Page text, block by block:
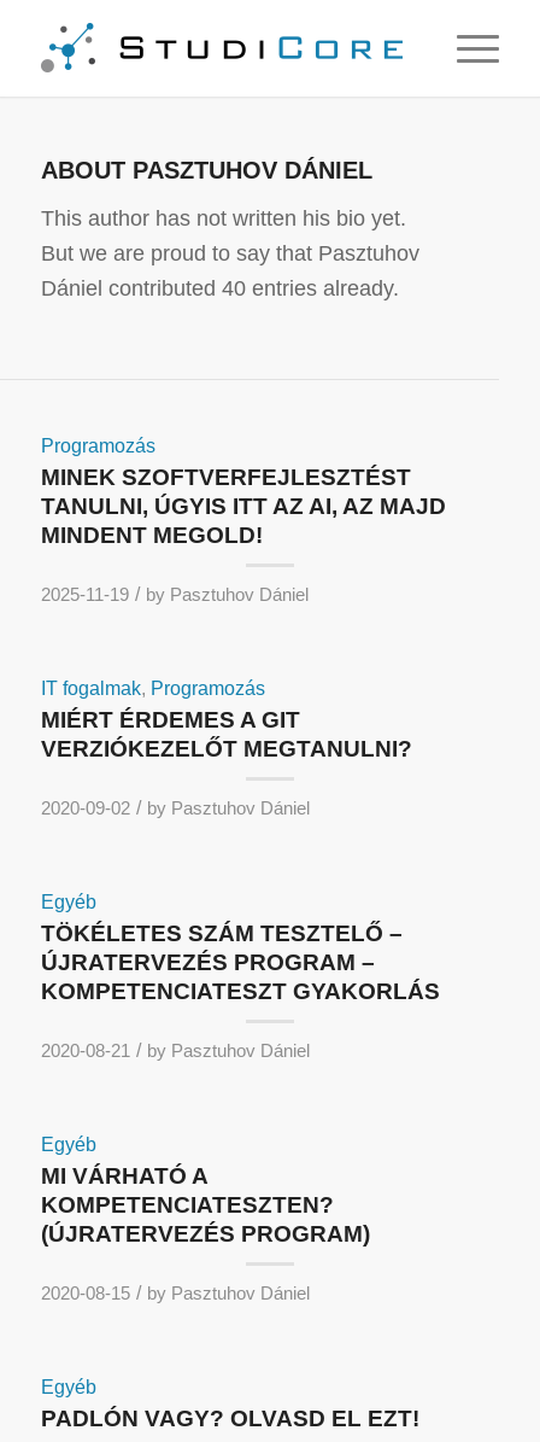
ABOUT PASZTUHOV DÁNIEL
This author has not written his bio yet.
But we are proud to say that Pasztuhov
Dániel contributed 40 entries already.
Programozás
MINEK SZOFTVERFEJLESZTÉST
TANULNI, ÚGYIS ITT AZ AI, AZ MAJD
MINDENT MEGOLD!
2025-11-19 / by Pasztuhov Dániel
IT fogalmak, Programozás
MIÉRT ÉRDEMES A GIT
VERZIÓKEZELŐT MEGTANULNI?
2020-09-02 / by Pasztuhov Dániel
Egyéb
TÖKÉLETES SZÁM TESZTELŐ –
ÚJRATERVEZÉS PROGRAM –
KOMPETENCIATESZT GYAKORLÁS
2020-08-21 / by Pasztuhov Dániel
Egyéb
MI VÁRHATÓ A
KOMPETENCIATESZTEN?
(ÚJRATERVEZÉS PROGRAM)
2020-08-15 / by Pasztuhov Dániel
Egyéb
PADLÓN VAGY? OLVASD EL EZT!